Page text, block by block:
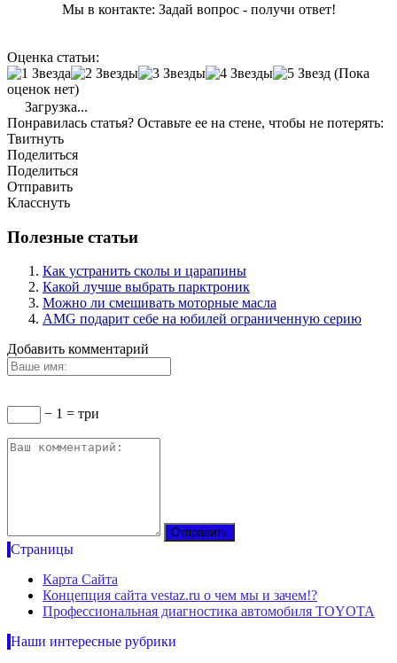
Мы в контакте: Задай вопрос - получи ответ!
Оценка статьи:
(Пока
оценок нет)
Загрузка...
Понравилась статья? Оставьте ее на стене, чтобы не потерять:
Твитнуть
Поделиться
Поделиться
Отправить
Класснуть
Полезные статьи
Как устранить сколы и царапины
Какой лучше выбрать парктроник
Можно ли смешивать моторные масла
AMG подарит себе на юбилей ограниченную серию
Добавить комментарий
− 1 = три
Страницы
Карта Сайта
Концепция сайта vestaz.ru о чем мы и зачем!?
Профессиональная диагностика автомобиля TOYOTA
Наши интересные рубрики